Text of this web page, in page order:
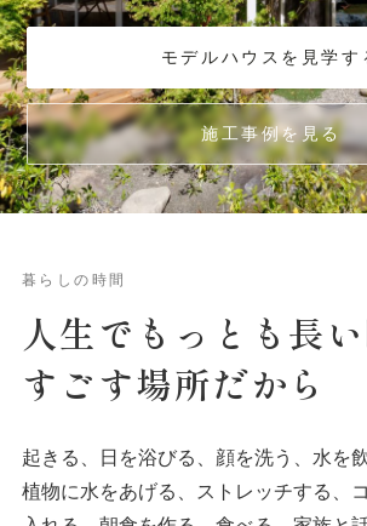
モデルハウスを見学す
施工事例を見る
暮らしの時間
人生でもっとも 長い
すごす場所だから
起きる、日を浴びる、顔を洗う、水を
植物に水をあげる、ストレッチする、